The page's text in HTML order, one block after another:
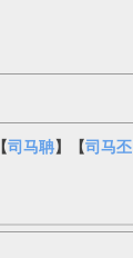
司马聃】【司马丕